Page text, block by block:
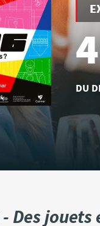
DU
Des jouets